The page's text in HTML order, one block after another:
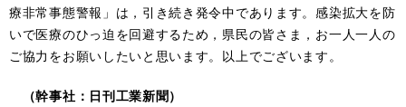
療非常事態警報」は，引き続き発令中であります。感染拡大を防
いで医療のひっ迫を回避するため，県民の皆さま，お一人一人の
ご協力をお願いしたいと思います。以上でございます。
（幹事社：日刊工業新聞）